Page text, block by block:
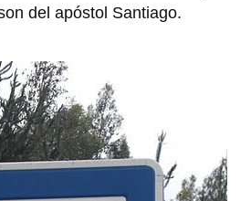
del apóstol Santiago.